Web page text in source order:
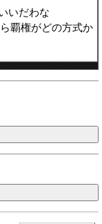
いだわな
覇権がどの方式か